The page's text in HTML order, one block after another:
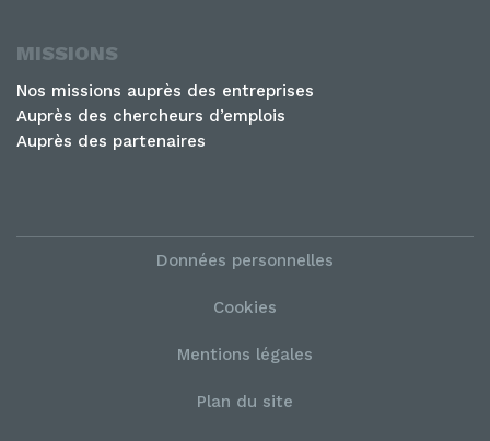
MISSIONS
Nos missions auprès des entreprises
Auprès des chercheurs d’emplois
Auprès des partenaires
Données personnelles
Cookies
Mentions légales
Plan du site